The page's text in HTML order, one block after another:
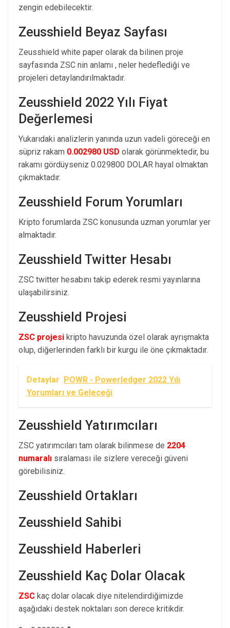
zengin edebilecektir.
Zeusshield Beyaz Sayfası
Zeusshield white paper olarak da bilinen proje
sayfasında ZSC nin anlamı , neler hedeflediği ve
projeleri detaylandırılmaktadır.
Zeusshield 2022 Yılı Fiyat
Değerlemesi
Yukarıdaki analizlerin yanında uzun vadeli göreceği en
süpriz rakam 0.002980 USD olarak görünmektedir, bu
rakamı gördüyseniz 0.029800 DOLAR hayal olmaktan
çıkmaktadır.
Zeusshield Forum Yorumları
Kripto forumlarda ZSC konusunda uzman yorumlar yer
almaktadır.
Zeusshield Twitter Hesabı
ZSC twitter hesabını takip ederek resmi yayınlarına
ulaşabilirsiniz.
Zeusshield Projesi
ZSC projesi kripto havuzunda özel olarak ayrışmakta
olup, diğerlerinden farklı bir kurgu ile öne çıkmaktadır.
Detaylar POWR - Powerledger 2022 Yılı
Yorumları ve Geleceği
Zeusshield Yatırımcıları
ZSC yatırımcıları tam olarak bilinmese de 2204
numaralı sıralaması ile sizlere vereceği güveni
görebilisiniz.
Zeusshield Ortakları
Zeusshield Sahibi
Zeusshield Haberleri
Zeusshield Kaç Dolar Olacak
ZSC kaç dolar olacak diye nitelendirdiğimizde
aşağıdaki destek noktaları son derece kritikdir.